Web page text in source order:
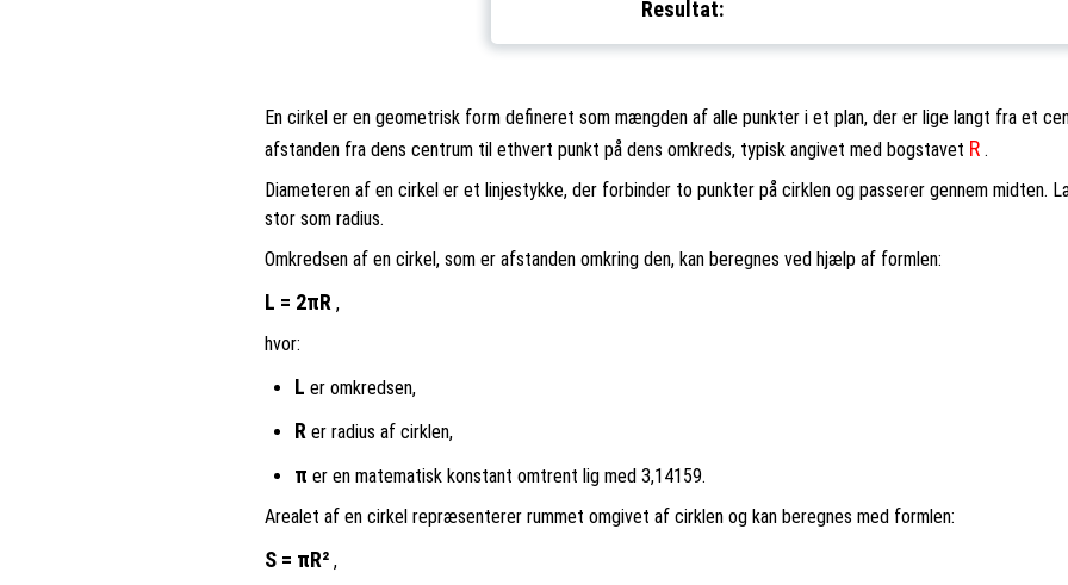
Resultat:
En cirkel er en geometrisk form defineret som mængden af alle punkter i et plan, der er lige langt fra et
afstanden fra dens centrum til ethvert punkt på dens omkreds, typisk angivet med bogstavet R .
Diameteren af en cirkel er et linjestykke, der forbinder to punkter på cirklen og passerer gennem midten.
stor som radius.
Omkredsen af en cirkel, som er afstanden omkring den, kan beregnes ved hjælp af formlen:
L = 2πR ,
hvor:
L er omkredsen,
R er radius af cirklen,
π er en matematisk konstant omtrent lig med 3,14159.
Arealet af en cirkel repræsenterer rummet omgivet af cirklen og kan beregnes med formlen:
S = πR² ,